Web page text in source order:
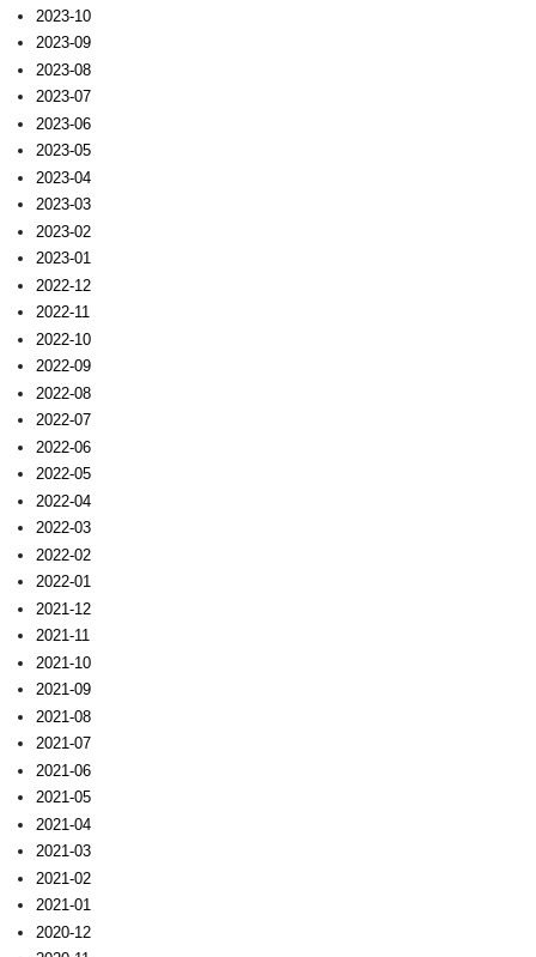
2023-10
2023-09
2023-08
2023-07
2023-06
2023-05
2023-04
2023-03
2023-02
2023-01
2022-12
2022-11
2022-10
2022-09
2022-08
2022-07
2022-06
2022-05
2022-04
2022-03
2022-02
2022-01
2021-12
2021-11
2021-10
2021-09
2021-08
2021-07
2021-06
2021-05
2021-04
2021-03
2021-02
2021-01
2020-12